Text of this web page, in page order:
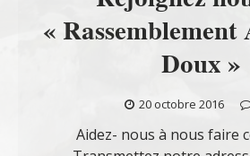
«
Doux »
20 octobre 2016
Aidez- nous à nous faire